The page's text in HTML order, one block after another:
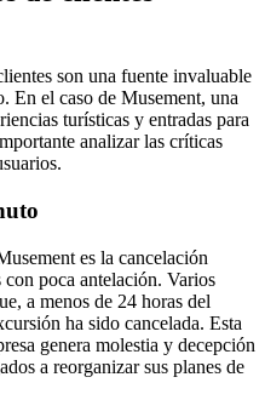
son una fuente invaluable
En el caso de Musement, una
turísticas y entradas para
analizar las críticas
es la cancelación
con poca antelación. Varios
a menos de 24 horas del
ha sido cancelada. Esta
genera molestia y decepción
a reorganizar sus planes de